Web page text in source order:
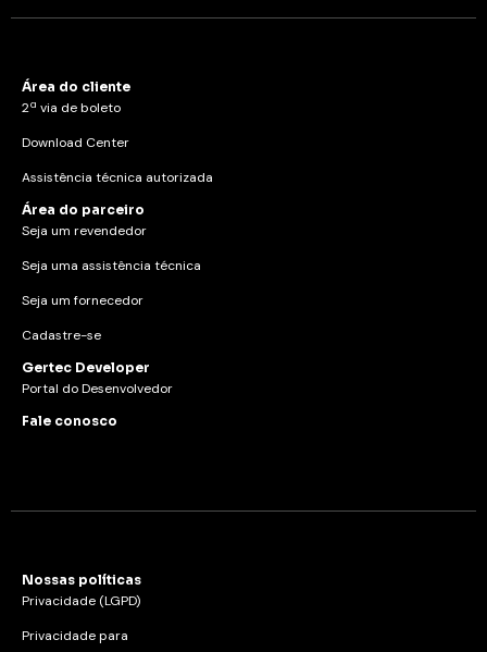
Área do cliente
2ª via de boleto
Download Center
Assistência técnica autorizada
Área do parceiro
Seja um revendedor
Seja uma assistência técnica
Seja um fornecedor
Cadastre-se
Gertec Developer
Portal do Desenvolvedor
Fale conosco
Nossas políticas
Privacidade (LGPD)
Privacidade para